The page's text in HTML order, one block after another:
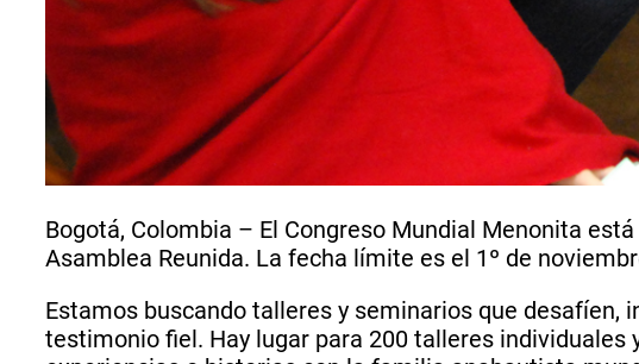
Bogotá, Colombia – El Congreso Mundial Menonita
Asamblea Reunida. La fecha límite es el 1º de
Estamos buscando talleres y seminarios que desafíen,
testimonio fiel. Hay lugar para 200 talleres